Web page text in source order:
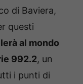
di Baviera,
questi
al mondo
992.2, un
i punti di